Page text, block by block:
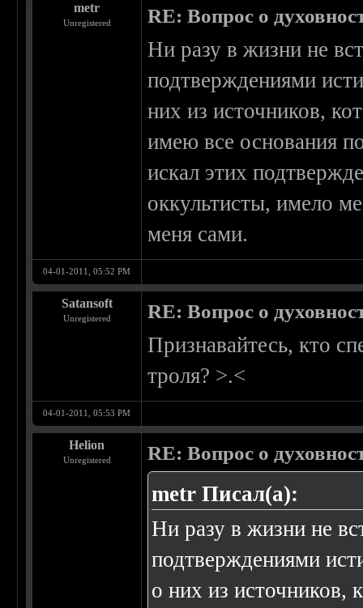
metr
Unregistered RE: Вопрос о
Ни разу в жизни не
подтверждениями
них из источников,
имею все основания
искал этих
оккультисты, имело
меня сами.
04-01-2011, 05:52 PM
Satansoft
Unregistered RE: Вопрос о
Признавайтесь, кто
троля? >.<
04-01-2011, 05:53 PM
Helion
Unregistered RE: Вопрос о
metr Писал(а):
Ни разу в жизни не
подтверждениями
о них из источников,